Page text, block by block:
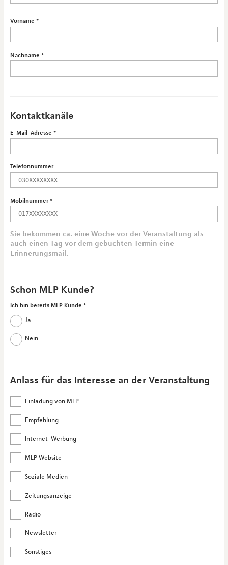
Vorname
Nachname
Kontaktkanäle
E-Mail-Adresse
Telefonnummer
Mobilnummer
Sie bekommen ca. eine Woche vor der Veranstaltung als
auch einen Tag vor dem gebuchten Termin eine
Erinnerungsmail.
Schon MLP Kunde?
Ich bin bereits MLP Kunde
Ja
Nein
Anlass für das Interesse an der Veranstaltung
Einladung von MLP
Empfehlung
Internet-Werbung
MLP Website
Soziale Medien
Zeitungsanzeige
Radio
Newsletter
Sonstiges